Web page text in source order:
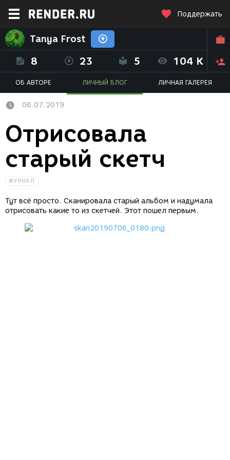
Поддержать
Tanya Frost
8 23 5 104 K
ОБ АВТОРЕ ЛИЧНЫЙ БЛОГ ЛИЧНАЯ ГАЛЕРЕЯ
06.07.2019
Отрисовала
старый скетч
ЖУРНАЛ
Тут всё просто. Сканировала старый альбом и надумала
отрисовать какие то из скетчей. Этот пошел первым.